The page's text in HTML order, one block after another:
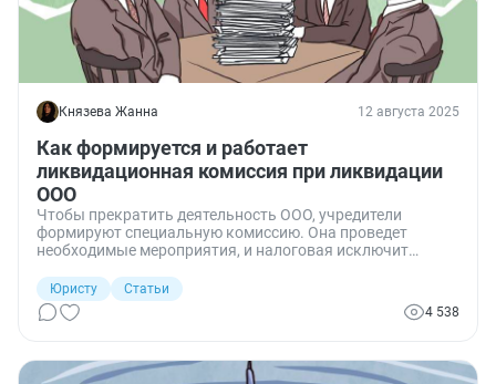
Князева Жанна 12 августа 2025
Как формируется и работает
ликвидационная комиссия при ликвидации
ООО
Чтобы прекратить деятельность ООО, учредители
формируют специальную комиссию. Она проведет
необходимые мероприятия, и налоговая исключит
создается и функционирует ликвидационная комиссия.
Юристу
Статьи
4 538